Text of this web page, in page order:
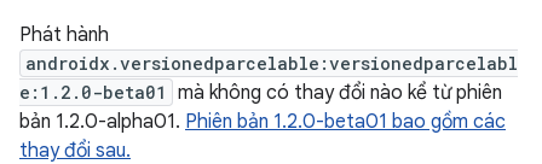
Phát hành
androidx.versionedparcelable:versionedparcelabl
e:1.2.0-beta01
mà không có thay đổi nào kể từ phiên
bản 1.2.0-alpha01. Phiên bản 1.2.0-beta01 bao gồm các
thay đổi sau.